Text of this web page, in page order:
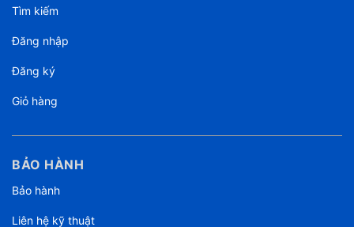
Tìm kiếm
Đăng nhập
Đăng ký
Giỏ hàng
BẢO HÀNH
Bảo hành
Liên hệ kỹ thuật